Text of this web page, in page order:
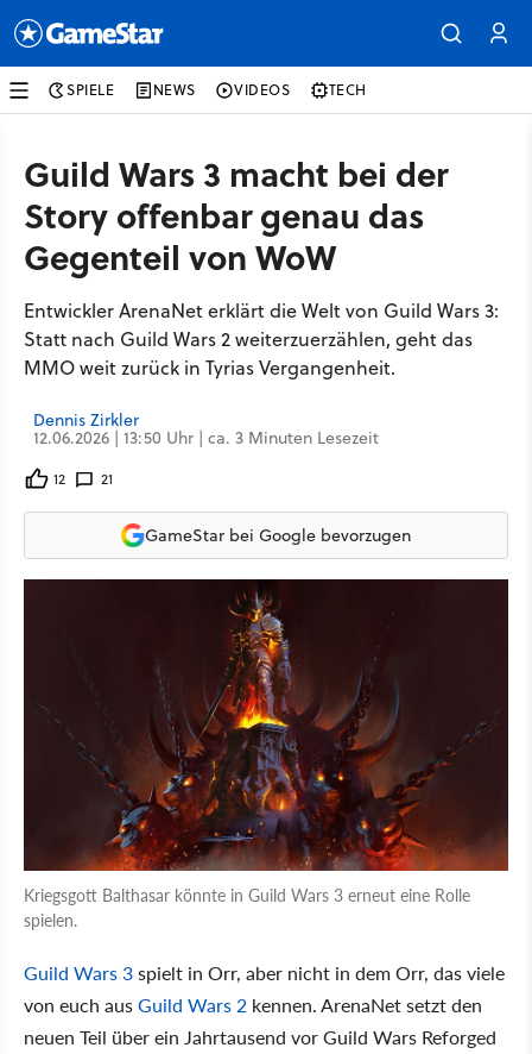
SPIELE NEWS VIDEOS TECH
Guild Wars 3 macht bei der
Story offenbar genau das
Gegenteil von WoW
Entwickler ArenaNet erklärt die Welt von Guild Wars 3:
Statt nach Guild Wars 2 weiterzuerzählen, geht das
MMO weit zurück in Tyrias Vergangenheit.
Dennis Zirkler
12.06.2026 | 13:50 Uhr | ca. 3 Minuten Lesezeit
12 21
GameStar bei Google bevorzugen
Kriegsgott Balthasar könnte in Guild Wars 3 erneut eine Rolle
spielen.
Guild Wars 3spielt in Orr, aber nicht in dem Orr, das viele
von euch ausGuild Wars 2 kennen. ArenaNet setzt den
neuen Teil über ein Jahrtausend vor Guild Wars Reforged